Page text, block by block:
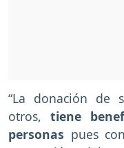
“La donación de
otros, tiene
personas pues